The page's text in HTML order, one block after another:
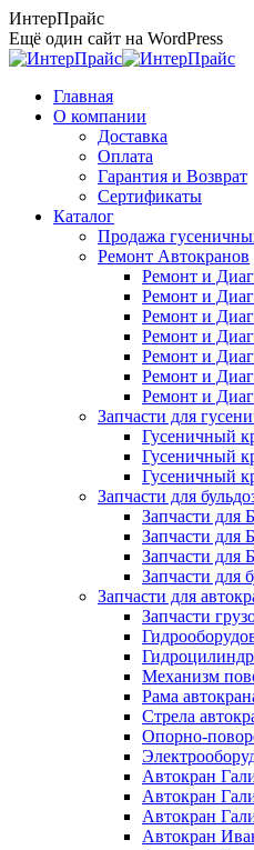
Перейти
к
содержанию
ИнтерПрайс
Ещё один сайт на WordPress
Главная
О компании
Доставка
Оплата
Гарантия и Возврат
Сертификаты
Каталог
Продажа
Ремонт Автокранов
Ремонт и
Ремонт и
Ремонт и
Ремонт и
Ремонт и
Ремонт и
Ремонт и
Запчасти для
Гусеничный
Гусеничный
Гусеничный
Запчасти для
Запчасти для
Запчасти для
Запчасти для
Запчасти для
Запчасти для
Запчасти
Механизм
Рама
Стрела
Опорно-
Автокран
Автокран
Автокран
Автокран